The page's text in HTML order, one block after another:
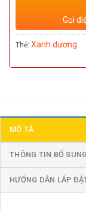
Gọi
Thẻ: Xanh dương
MÔ TẢ
THÔNG TIN BỔ SUNG
HƯỚNG DẪN LẮP